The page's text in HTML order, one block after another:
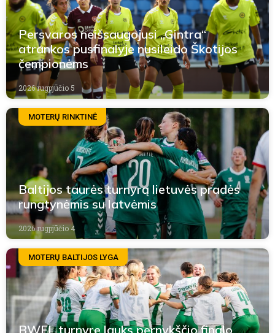
Persvaros neišsaugojusi „Gintra“
atrankos pusfinalyje nusileido Škotijos
čempionėms
2026 rugpjūčio 5
MOTERŲ RINKTINĖ
Baltijos taurės turnyrą lietuvės pradės
rungtynėmis su latvėmis
2026 rugpjūčio 4
MOTERŲ BALTIJOS LYGA
BWFL turnyre lauks pernykščio finalo